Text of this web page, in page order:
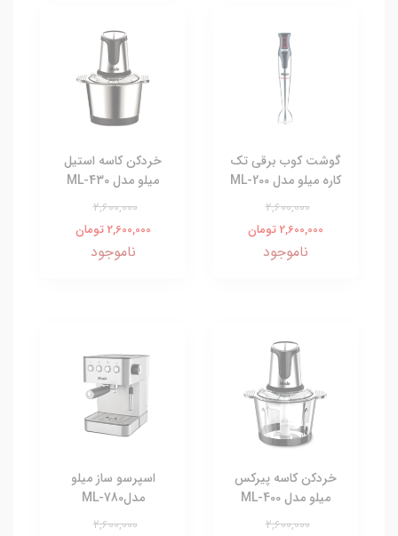
گوشت کوب برقی تک
کاره میلو مدل ML-200
2,600,000
2,600,000 تومان
ناموجود
خردکن کاسه استیل
میلو مدل ML-430
2,600,000
2,600,000 تومان
ناموجود
خردکن کاسه پیرکس
میلو مدل ML-400
2,600,000
اسپرسو ساز میلو
مدل780-ML
2,600,000